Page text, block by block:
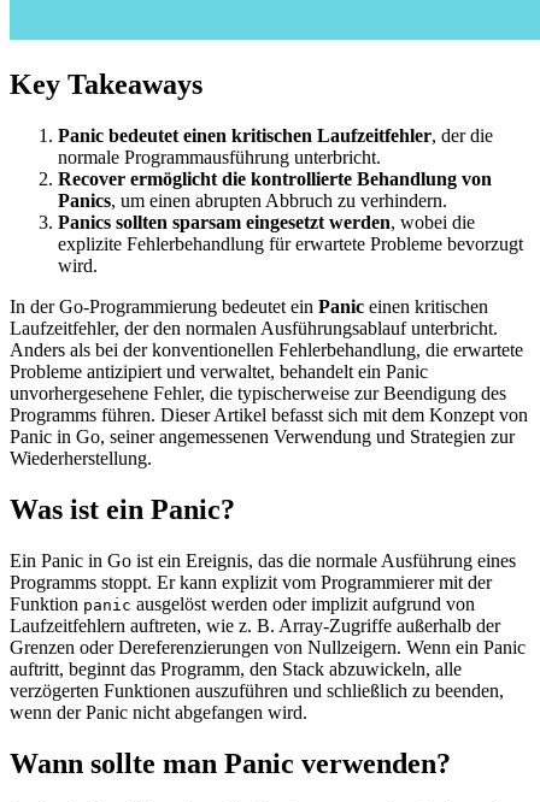
Key Takeaways
Panic bedeutet einen kritischen Laufzeitfehler, der die
normale Programmausführung unterbricht.
Recover ermöglicht die kontrollierte Behandlung von
Panics, um einen abrupten Abbruch zu verhindern.
Panics sollten sparsam eingesetzt werden, wobei die
explizite Fehlerbehandlung für erwartete Probleme bevorzugt
wird.
In der Go-Programmierung bedeutet ein Panic einen kritischen
Laufzeitfehler, der den normalen Ausführungsablauf unterbricht.
Anders als bei der konventionellen Fehlerbehandlung, die erwartete
Probleme antizipiert und verwaltet, behandelt ein Panic
unvorhergesehene Fehler, die typischerweise zur Beendigung des
Programms führen. Dieser Artikel befasst sich mit dem Konzept von
Panic in Go, seiner angemessenen Verwendung und Strategien zur
Wiederherstellung.
Was ist ein Panic?
Ein Panic in Go ist ein Ereignis, das die normale Ausführung eines
Programms stoppt. Er kann explizit vom Programmierer mit der
Funktion panic ausgelöst werden oder implizit aufgrund von
Laufzeitfehlern auftreten, wie z. B. Array-Zugriffe außerhalb der
Grenzen oder Dereferenzierungen von Nullzeigern. Wenn ein Panic
auftritt, beginnt das Programm, den Stack abzuwickeln, alle
verzögerten Funktionen auszuführen und schließlich zu beenden,
wenn der Panic nicht abgefangen wird.
Wann sollte man Panic verwenden?